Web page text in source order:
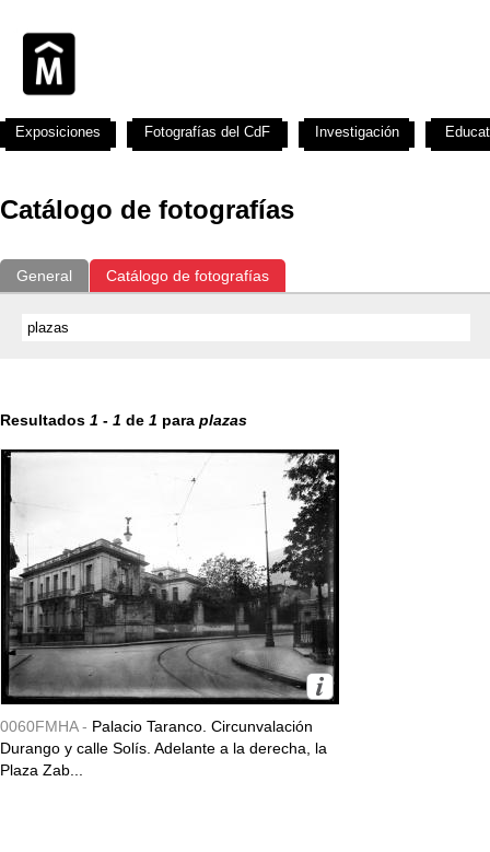
Catálogo de fotografías
General Catálogo de fotografías
Resultados 1 - 1 de 1 para plazas
0060FMHA - Palacio Taranco. Circunvalación
Durango y calle Solís. Adelante a la derecha, la
Plaza Zab...
Exposiciones Fotografías del CdF Investigación